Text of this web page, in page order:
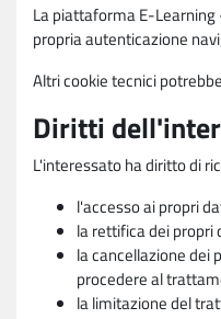
La piattaforma E-Learning
propria autenticazione
Altri cookie tecnici
Diritti
L'interessato ha diritto di
l'accesso ai propri
la rettifica dei propri
la cancellazione dei
procedere al
la limitazione del